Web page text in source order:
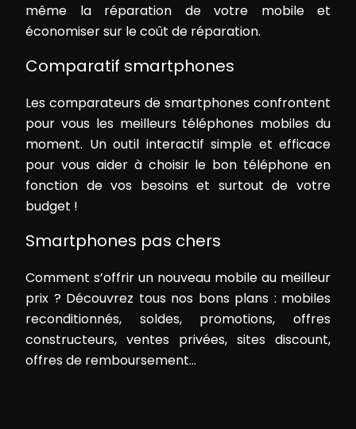
même la réparation de votre mobile et
économiser sur le coût de réparation.
Comparatif smartphones
Les comparateurs de smartphones confrontent
pour vous les meilleurs téléphones mobiles du
moment. Un outil interactif simple et efficace
pour vous aider à choisir le bon téléphone en
fonction de vos besoins et surtout de votre
budget !
Smartphones pas chers
Comment s’offrir un nouveau mobile au meilleur
prix ? Découvrez tous nos bons plans : mobiles
reconditionnés, soldes, promotions, offres
constructeurs, ventes privées, sites discount,
offres de remboursement…